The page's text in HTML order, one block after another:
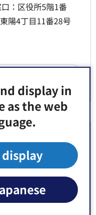
display in
as the web
display
：区役所5階1番
陽4丁目11番28号
？